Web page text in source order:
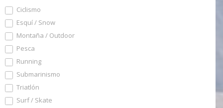
Ciclismo
Esquí / Snow
Montaña / Outdoor
Pesca
Running
Submarinismo
Triatlón
Surf / Skate